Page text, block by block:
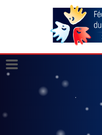
Panneau de gestion des cookies